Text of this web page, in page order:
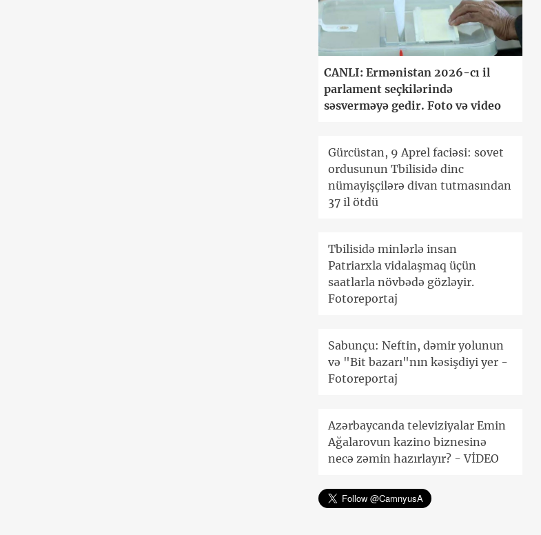
CANLI: Ermənistan 2026-cı il
parlament seçkilərində
səsverməyə gedir. Foto və video
Gürcüstan, 9 Aprel faciəsi: sovet
ordusunun Tbilisidə dinc
nümayişçilərə divan tutmasından
37 il ötdü
Tbilisidə minlərlə insan
Patriarxla vidalaşmaq üçün
saatlarla növbədə gözləyir.
Fotoreportaj
Sabunçu: Neftin, dəmir yolunun
və "Bit bazarı"nın kəsişdiyi yer -
Fotoreportaj
Azərbaycanda televiziyalar Emin
Ağalarovun kazino biznesinə
necə zəmin hazırlayır? - VİDEO